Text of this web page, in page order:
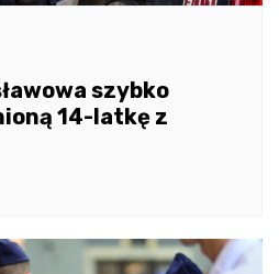
szybko
14-latkę z